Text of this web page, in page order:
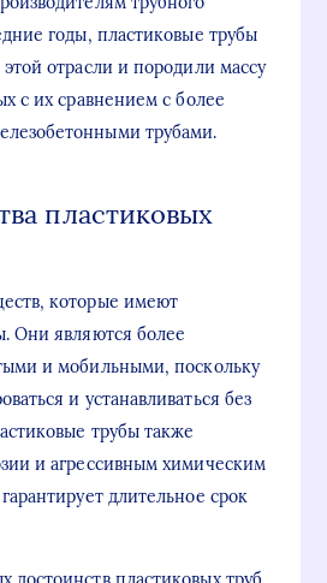
годы, пластиковые трубы
отрасли и породили массу
с их сравнением с более
трубами.
пластиковых
которые имеют
Они являются более
и мобильными, поскольку
и устанавливаться без
трубы также
и агрессивным химическим
длительное срок